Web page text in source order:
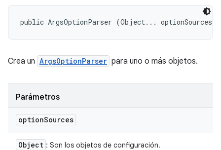
public ArgsOptionParser (Object... optionSources)
Crea un ArgsOptionParser para uno o más objetos.
Parámetros
optionSources
Object : Son los objetos de configuración.